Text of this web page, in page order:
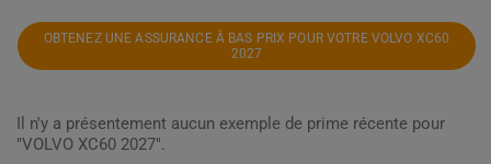
OBTENEZ UNE ASSURANCE À BAS PRIX POUR VOTRE VOLVO XC60
2027
Il n'y a présentement aucun exemple de prime récente pour
"VOLVO XC60 2027".